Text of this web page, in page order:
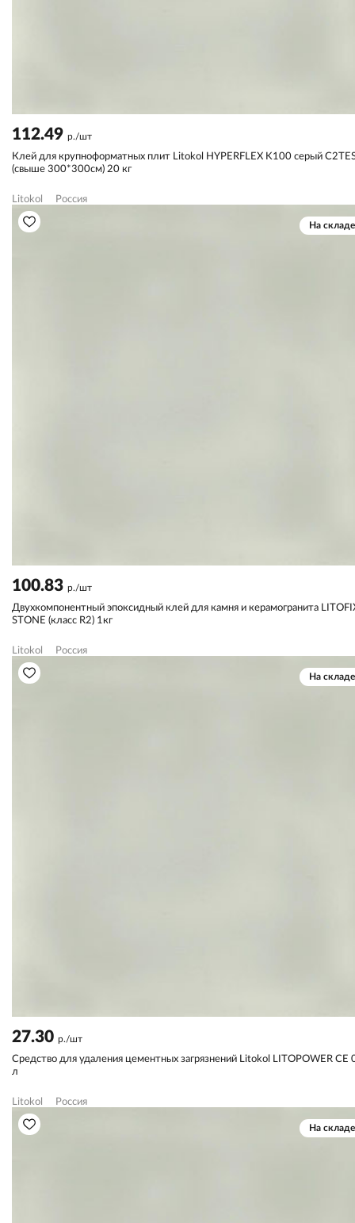
112.49 р./шт
Клей для крупноформатных плит Litokol HYPERFLEX K100 серый
(свыше 300*300см) 20 кг
Litokol Россия
На складе
100.83 р./шт
Двухкомпонентный эпоксидный клей для камня и керамогранита
STONE (класс R2) 1кг
Litokol Россия
На складе
27.30 р./шт
Средство для удаления цементных загрязнений Litokol LITOPOWER CE
л
Litokol Россия
На складе